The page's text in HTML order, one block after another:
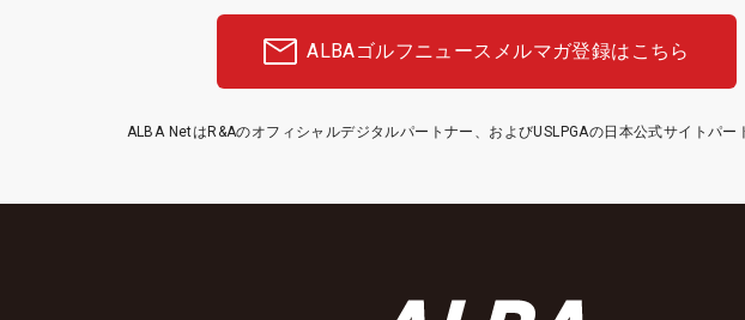
ALBAゴルフニュース メルマガ登録はこちら
ALBA NetはR&Aのオフィシャルデジタルパートナー、およびUSLPGAの日本公式サイトパー